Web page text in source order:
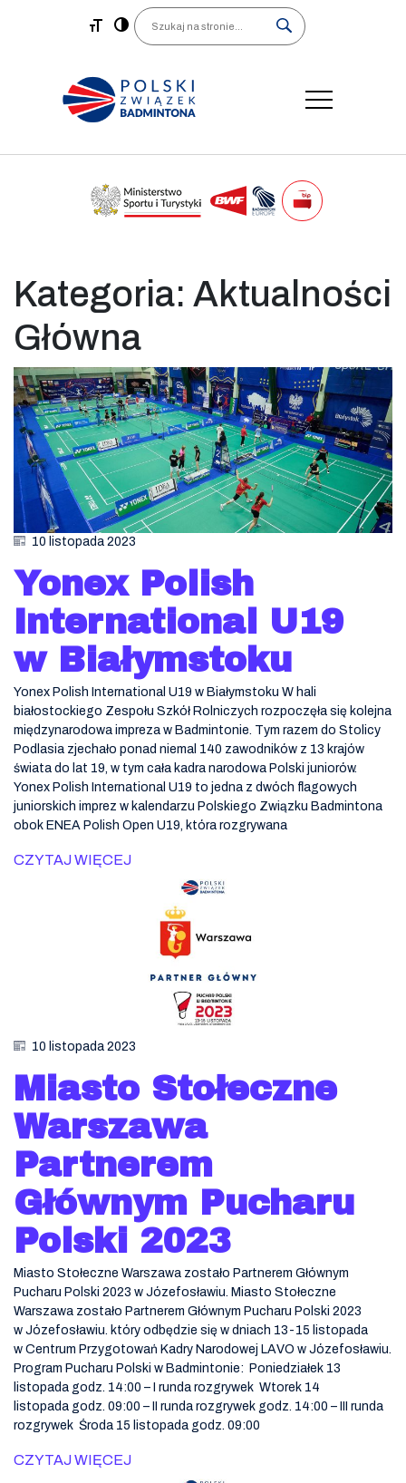
Main Navigation
Search
Kategoria: Aktualności
Główna
10 listopada 2023
Yonex Polish
International U19
w Białymstoku
Yonex Polish International U19 w Białymstoku W hali
białostockiego Zespołu Szkół Rolniczych rozpoczęła się kolejna
międzynarodowa impreza w Badmintonie. Tym razem do Stolicy
Podlasia zjechało ponad niemal 140 zawodników z 13 krajów
świata do lat 19, w tym cała kadra narodowa Polski juniorów.
Yonex Polish International U19 to jedna z dwóch flagowych
juniorskich imprez w kalendarzu Polskiego Związku Badmintona
obok ENEA Polish Open U19, która rozgrywana
CZYTAJ WIĘCEJ
10 listopada 2023
Miasto Stołeczne
Warszawa
Partnerem
Głównym Pucharu
Polski 2023
Miasto Stołeczne Warszawa zostało Partnerem Głównym
Pucharu Polski 2023 w Józefosławiu. Miasto Stołeczne
Warszawa zostało Partnerem Głównym Pucharu Polski 2023
w Józefosławiu. który odbędzie się w dniach 13-15 listopada
w Centrum Przygotowań Kadry Narodowej LAVO w Józefosławiu.
Program Pucharu Polski w Badmintonie: Poniedziałek 13
listopada godz. 14:00 – I runda rozgrywek Wtorek 14
listopada godz. 09:00 – II runda rozgrywek godz. 14:00 – III runda
rozgrywek Środa 15 listopada godz. 09:00
CZYTAJ WIĘCEJ